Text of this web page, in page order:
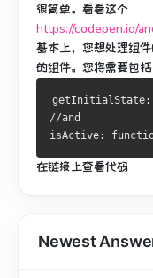
很简单。 看看这个
https://codepen.io/
基本上，您想处理组
的组件。 您将需要包括
//and
isActive:
在链接上查看代码
Newest